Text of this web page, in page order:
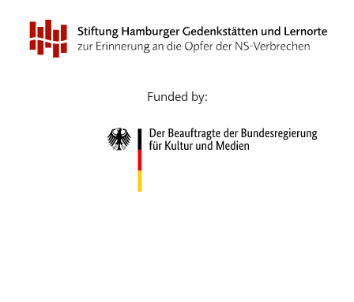
Español
Italiano
Nederlands
Português
Funded by: